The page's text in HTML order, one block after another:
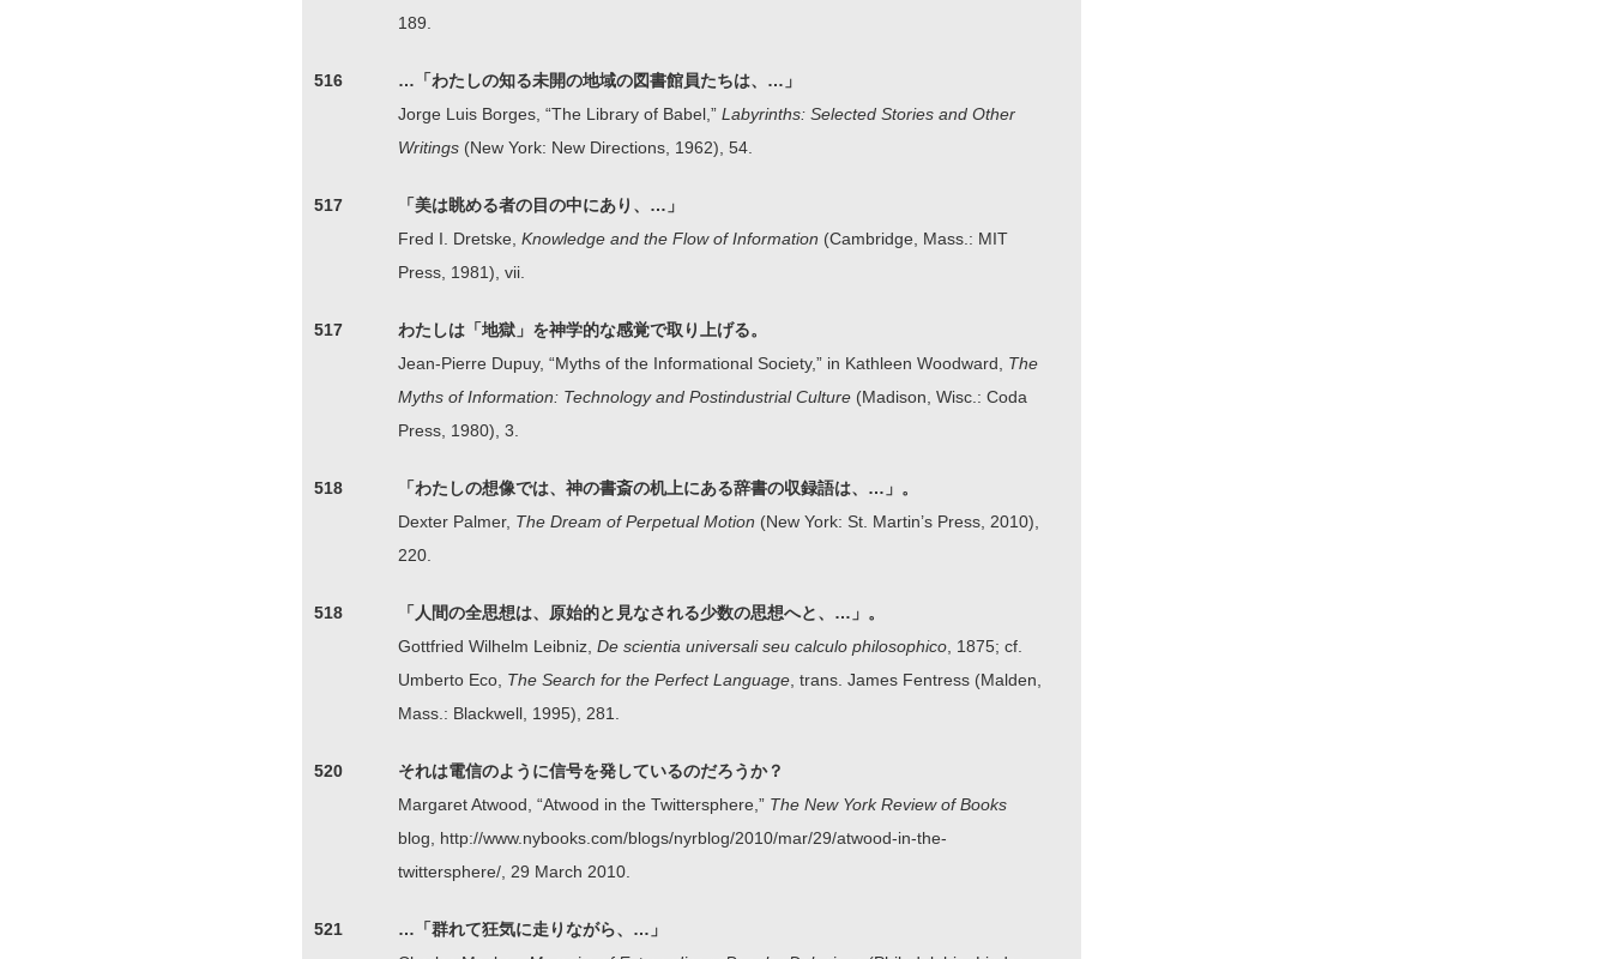
189.
516
…「わたしの知る未開の地域の図書館員たちは、…」
Jorge Luis Borges, “The Library of Babel,” Labyrinths: Selected Stories and Other
Writings (New York: New Directions, 1962), 54.
517
「美は眺める者の目の中にあり、…」
Fred I. Dretske, Knowledge and the Flow of Information (Cambridge, Mass.: MIT
Press, 1981), vii.
517
わたしは「地獄」を神学的な感覚で取り上げる。
Jean-Pierre Dupuy, “Myths of the Informational Society,” in Kathleen Woodward, The
Myths of Information: Technology and Postindustrial Culture (Madison, Wisc.: Coda
Press, 1980), 3.
518
「わたしの想像では、神の書斎の机上にある辞書の収録語は、…」。
Dexter Palmer, The Dream of Perpetual Motion (New York: St. Martin’s Press, 2010),
220.
518
「人間の全思想は、原始的と見なされる少数の思想へと、…」。
Gottfried Wilhelm Leibniz, De scientia universali seu calculo philosophico , 1875; cf.
Umberto Eco, The Search for the Perfect Language , trans. James Fentress (Malden,
Mass.: Blackwell, 1995), 281.
520
それは電信のように信号を発しているのだろうか？
Margaret Atwood, “Atwood in the Twittersphere,” The New York Review of Books
blog, http://www.nybooks.com/blogs/nyrblog/2010/mar/29/atwood-in-the-
twittersphere/, 29 March 2010.
521
…「群れて狂気に走りながら、…」